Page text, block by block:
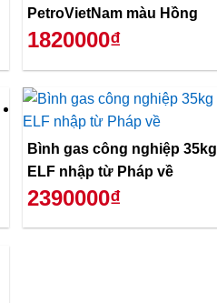
PetroVietNam màu Hồng
1820000₫
Bình gas công nghiệp 35kg
ELF nhập từ Pháp về
2390000₫